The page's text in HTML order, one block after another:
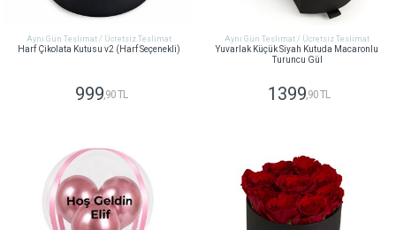
Aynı Gün Teslimat / Ücretsiz Teslimat
Harf Çikolata Kutusu v2 (Harf Seçenekli)
999,90 TL
Aynı Gün Teslimat / Ücretsiz Teslimat
Yuvarlak Küçük Siyah Kutuda Macaronlu
Turuncu Gül
1399,90 TL